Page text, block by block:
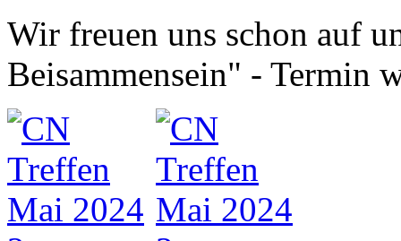
Wir freuen uns schon auf
Beisammensein" - Termin